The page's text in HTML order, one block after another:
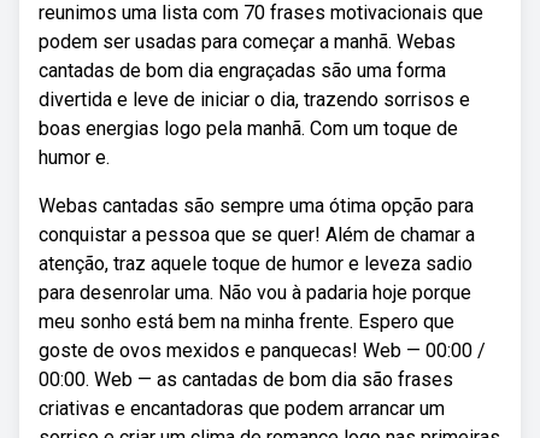
reunimos uma lista com 70 frases motivacionais que
podem ser usadas para começar a manhã. Webas
cantadas de bom dia engraçadas são uma forma
divertida e leve de iniciar o dia, trazendo sorrisos e
boas energias logo pela manhã. Com um toque de
humor e.
Webas cantadas são sempre uma ótima opção para
conquistar a pessoa que se quer! Além de chamar a
atenção, traz aquele toque de humor e leveza sadio
para desenrolar uma. Não vou à padaria hoje porque
meu sonho está bem na minha frente. Espero que
goste de ovos mexidos e panquecas! Web — 00:00 /
00:00. Web — as cantadas de bom dia são frases
criativas e encantadoras que podem arrancar um